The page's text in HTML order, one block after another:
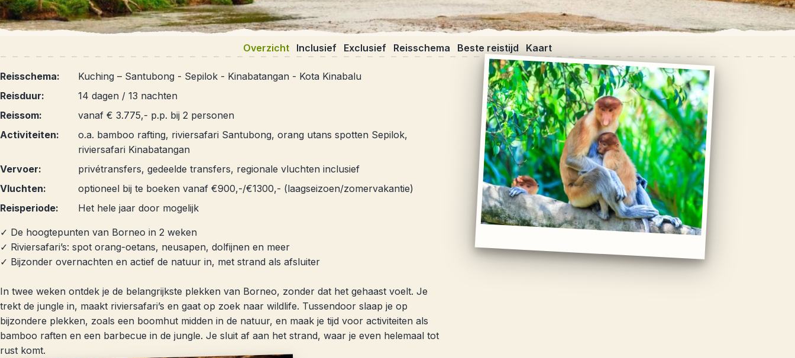
Overzicht Inclusief Exclusief Reisschema Beste reistijd Kaart
Reisschema:
Kuching – Santubong - Sepilok - Kinabatangan - Kota Kinabalu
Reisduur:
14 dagen / 13 nachten
Reissom:
vanaf € 3.775,- p.p. bij 2 personen
Activiteiten:
o.a. bamboo rafting, riviersafari Santubong, orang utans spotten Sepilok,
riviersafari Kinabatangan
Vervoer:
privétransfers, gedeelde transfers, regionale vluchten inclusief
Vluchten:
optioneel bij te boeken vanaf €900,-/€1300,- (laagseizoen/zomervakantie)
Reisperiode:
Het hele jaar door mogelijk
✓ De hoogtepunten van Borneo in 2 weken
✓ Riviersafari’s: spot orang-oetans, neusapen, dolfijnen en meer
✓ Bijzonder overnachten en actief de natuur in, met strand als afsluiter
In twee weken ontdek je de belangrijkste plekken van Borneo, zonder dat het gehaast voelt. Je
trekt de jungle in, maakt riviersafari’s en gaat op zoek naar wildlife. Tussendoor slaap je op
bijzondere plekken, zoals een boomhut midden in de natuur, en maak je tijd voor activiteiten als
bamboo raften en een barbecue in de jungle. Je sluit af aan het strand, waar je even helemaal tot
rust komt.